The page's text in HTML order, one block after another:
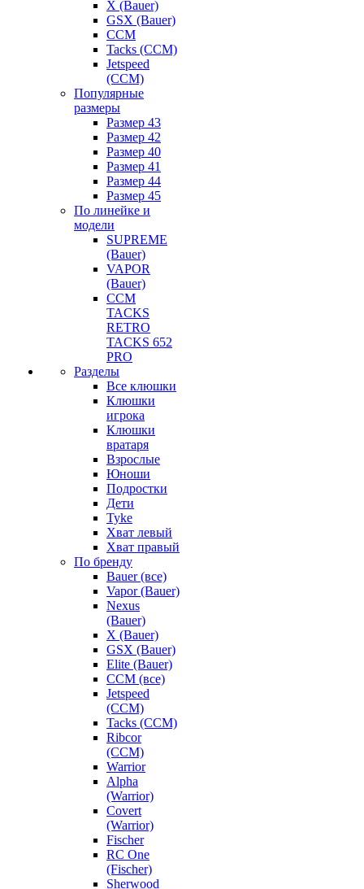
X (Bauer)
GSX (Bauer)
CCM
Tacks (CCM)
Jetspeed
(CCM)
Популярные
размеры
Размер 43
Размер 42
Размер 40
Размер 41
Размер 44
Размер 45
По линейке и
модели
SUPREME
(Bauer)
VAPOR
(Bauer)
CCM
TACKS
RETRO
TACKS 652
PRO
Разделы
Все клюшки
Клюшки
игрока
Клюшки
вратаря
Взрослые
Юноши
Подростки
Дети
Tyke
Хват левый
Хват правый
По бренду
Bauer (все)
Vapor (Bauer)
Nexus
(Bauer)
X (Bauer)
GSX (Bauer)
Elite (Bauer)
CCM (все)
Jetspeed
(CCM)
Tacks (CCM)
Ribcor
(CCM)
Warrior
Alpha
(Warrior)
Covert
(Warrior)
Fischer
RC One
(Fischer)
Sherwood